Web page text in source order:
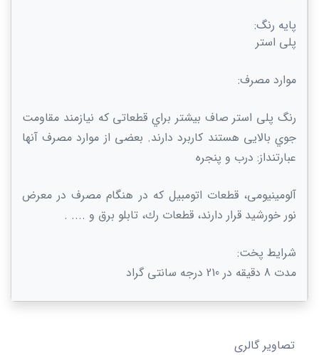
پایه رنگ:
پلی استر
موارد مصرف:
رنگ پلی استر صاف بیشتر براي قطعاتی که نیازمند مقاومت
جوي بالایی هستند کاربرد دارند. بعضی از موارد مصرف آنها
عبارتنداز: درب و پنجره
آلومینیومی، قطعات اتومبیل که در هنگام مصرف در معرض
نور خورشید قرار دارند، قطعات رك، تابلو برق و .... .
شرایط پخت:
مدت 8 دقیقه در 210 درجه سانتی گراد
تصاویر گالری